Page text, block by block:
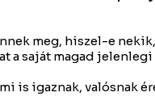
meg, hiszel-e
a saját magad
is igaznak, valósnak